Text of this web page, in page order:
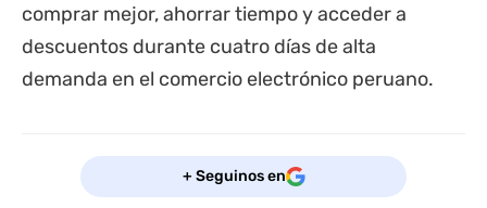
comprar mejor, ahorrar tiempo y acceder a
descuentos durante cuatro días de alta
demanda en el comercio electrónico peruano.
+ Seguinos en